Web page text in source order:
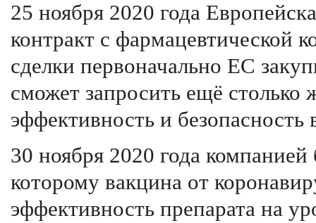
25 ноября 2020 года
контракт с фармацевтической
сделки первоначально ЕС
сможет запросить ещё столько
эффективность и безопасность
30 ноября 2020 года
которому вакцина от
эффективность препарата на